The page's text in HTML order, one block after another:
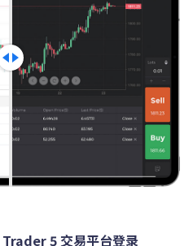
5 交易平台登录